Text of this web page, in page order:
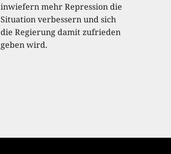
inwiefern mehr Repression die
Situation verbessern und sich
die Regierung damit zufrieden
geben wird.